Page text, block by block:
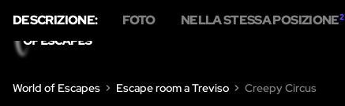
World of Escapes Escape room a Treviso Creepy Circus
DESCRIZIONE: FOTO NELLA STESSA POSIZIONE2